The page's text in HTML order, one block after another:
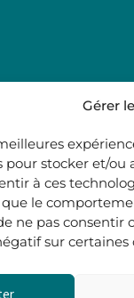
Gérer
pour stocker et/
à ces
le
ne pas
sur